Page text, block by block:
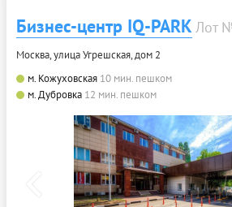
Бизнес-центр IQ-PARK Лот
Москва, улица Угрешская, дом 2
м. Кожуховская 10 мин. пешком
м. Дубровка 12 мин. пешком